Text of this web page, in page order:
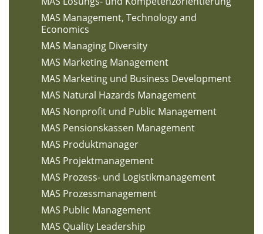
MAS Management, Technology and
Economics
MAS Managing Diversity
MAS Marketing Management
MAS Marketing und Business Development
MAS Natural Hazards Management
MAS Nonprofit und Public Management
MAS Pensionskassen Management
MAS Produktmanager
MAS Projektmanagement
MAS Prozess- und Logistikmanagement
MAS Prozessmanagement
MAS Public Management
MAS Quality Leadership